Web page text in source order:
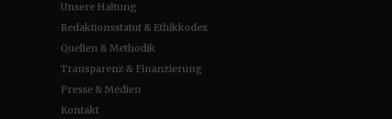
Unsere Haltung
Redaktionsstatut & Ethikkodex
Quellen & Methodik
Transparenz & Finanzierung
Presse & Medien
Kontakt